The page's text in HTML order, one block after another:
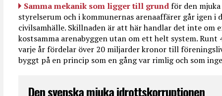
Samma mekanik som ligger till grundför den
styrelserum och i kommunernas arenaaffärer går igen i
civilsamhälle. Skillnaden är att här handlar det inte om
kostsamma arenabyggen utan om ett helt system.
varje år fördelar över 20 miljarder kronor till
byggt på en princip som en gång var rimlig och som
Den svenska mjuka idrottskorruptionen